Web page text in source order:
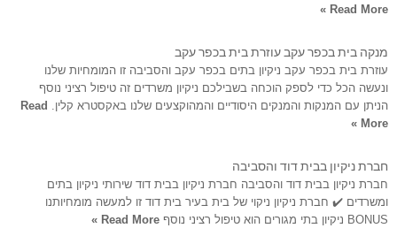
Read More »
מנקה בית בכפר עקב עוזרת בית בכפר עקב
עוזרת בית בכפר עקב ניקיון בתים בכפר עקב והסביבה זו המומחיות שלנו
ונעשה הכל כדי לספק הוכחה בשבילכם ניקיון משרדים זה טיפול רציני נוסף
הניתן עם המנקות והמנקים היסודיים והמהוקצעים שלנו באקסטרא קלין. Read
More »
חברת ניקיון בבית דוד והסביבה
חברת ניקיון בבית דוד והסביבה חברת ניקיון בבית דוד שירותי ניקיון בתים
ומשרדים ✔️ חברת ניקיון ניקוי של בית בעיר בית דוד זו למעשה מומחיותנו
BONUS ניקיון בתי מגורים הוא טיפול רציני נוסף
Read More »